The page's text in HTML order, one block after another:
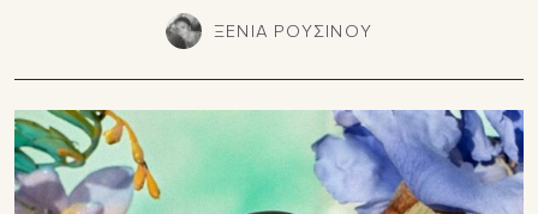
ΞΕΝΙΑ ΡΟΥΣΙΝΟΥ